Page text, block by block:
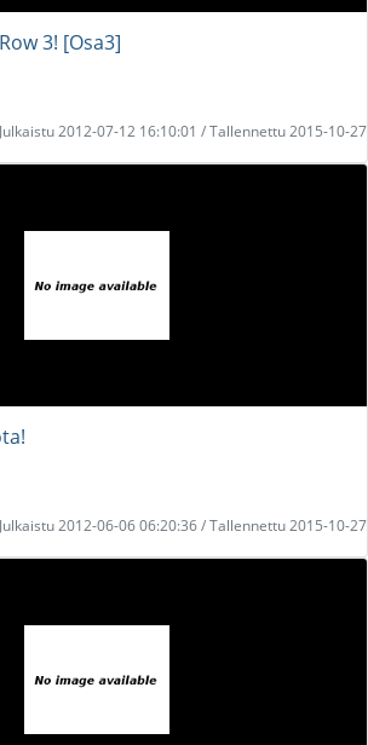
3! [Osa3]
Julkaistu 2012-07-12 16:10:01 / Tallennettu 2015-10-27
Julkaistu 2012-06-06 06:20:36 / Tallennettu 2015-10-27